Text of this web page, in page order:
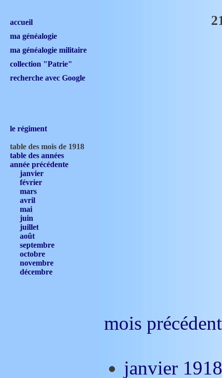
accueil
ma généalogie
ma généalogie militaire
collection "Patrie"
recherche avec Google
le régiment
table des mois de 1918
table des années
année précédente
janvier
février
mars
avril
mai
juin
juillet
août
septembre
octobre
novembre
décembre
mois précédent
janvier 1918